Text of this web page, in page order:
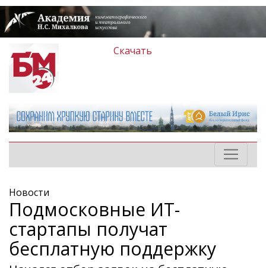
Скачать
Новости
Подмосковные ИТ-
стартапы получат
бесплатную поддержку